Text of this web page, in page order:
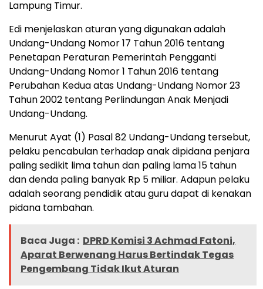
Lampung Timur.
Edi menjelaskan aturan yang digunakan adalah
Undang-Undang Nomor 17 Tahun 2016 tentang
Penetapan Peraturan Pemerintah Pengganti
Undang-Undang Nomor 1 Tahun 2016 tentang
Perubahan Kedua atas Undang-Undang Nomor 23
Tahun 2002 tentang Perlindungan Anak Menjadi
Undang-Undang.
Menurut Ayat (1) Pasal 82 Undang-Undang tersebut,
pelaku pencabulan terhadap anak dipidana penjara
paling sedikit lima tahun dan paling lama 15 tahun
dan denda paling banyak Rp 5 miliar. Adapun pelaku
adalah seorang pendidik atau guru dapat di kenakan
pidana tambahan.
Baca Juga : DPRD Komisi 3 Achmad Fatoni,
Aparat Berwenang Harus Bertindak Tegas
Pengembang Tidak Ikut Aturan